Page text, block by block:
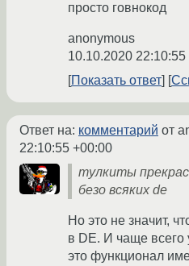
просто говнокод
anonymous
10.10.2020 22:10:55
Показать ответ
Ответ на: комментарий от
22:10:55 +00:00
тулкиты
безо всяких de
Но это не значит,
в DE. И чаще
это функционал